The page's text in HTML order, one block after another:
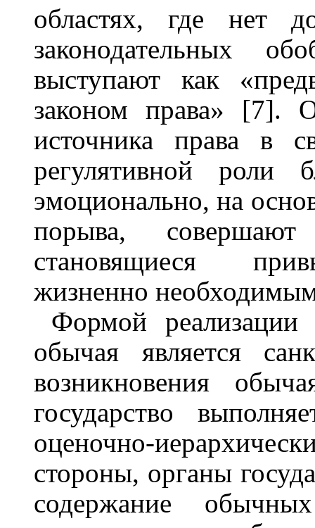
областях, где нет
законодательных
выступают как
законом права» [7].
источника права в
регулятивной роли
эмоционально, на
порыва,
становящиеся
жизненно
Формой реализации
обычая является
возникновения
государство
оценочно-
стороны, органы
содержание